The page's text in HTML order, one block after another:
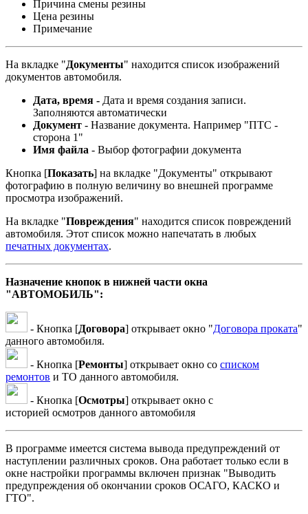
Причина смены резины
Цена резины
Примечание
На вкладке "Документы" находится список изображений
документов автомобиля.
Дата, время - Дата и время создания записи.
Заполняются автоматически
Документ - Название документа. Например "ПТС -
сторона 1"
Имя файла - Выбор фотографии документа
Кнопка [Показать] на вкладке "Документы" открывают
фотографию в полную величину во внешней программе
просмотра изображений.
На вкладке "Повреждения" находится список повреждений
автомобиля. Этот список можно напечатать в любых
печатных документах.
Назначение кнопок в нижней части окна
"АВТОМОБИЛЬ":
- Кнопка [Договора] открывает окно "Договора проката"
данного автомобиля.
- Кнопка [Ремонты] открывает окно со списком
ремонтов и ТО данного автомобиля.
- Кнопка [Осмотры] открывает окно с
историей осмотров данного автомобиля
В программе имеется система вывода предупреждений от
наступлении различных сроков. Она работает только если в
окне настройки программы включен признак "Выводить
предупреждения об окончании сроков ОСАГО, КАСКО и
ГТО".